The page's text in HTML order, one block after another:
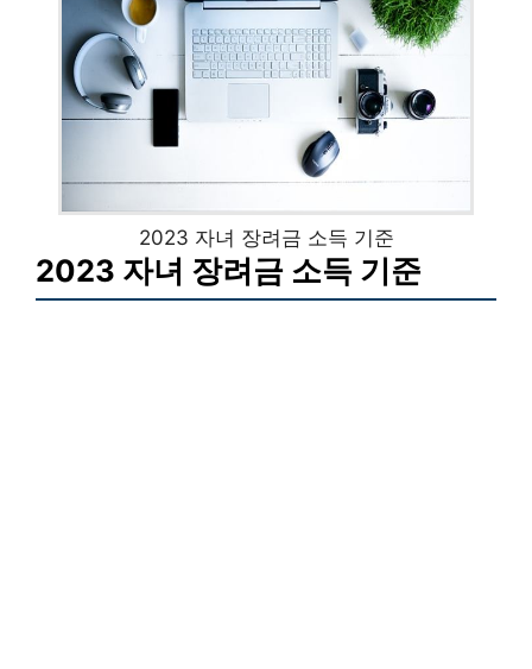
2023 자녀 장려금 소득 기준
2023 자녀 장려금 소득 기준